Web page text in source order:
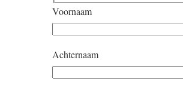
Voornaam
Achternaam